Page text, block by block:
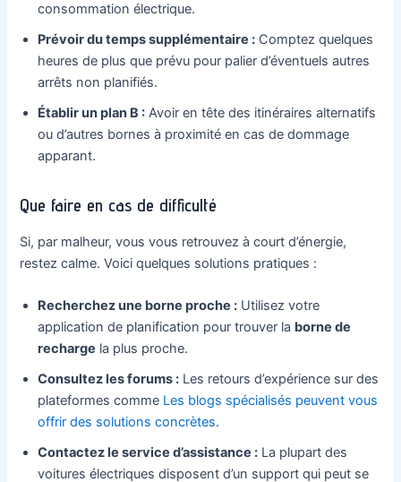
consommation électrique.
Prévoir du temps supplémentaire : Comptez quelques
heures de plus que prévu pour palier d’éventuels autres
arrêts non planifiés.
Établir un plan B : Avoir en tête des itinéraires alternatifs
ou d’autres bornes à proximité en cas de dommage
apparant.
Que faire en cas de difficulté
Si, par malheur, vous vous retrouvez à court d’énergie,
restez calme. Voici quelques solutions pratiques :
Recherchez une borne proche : Utilisez votre
application de planification pour trouver la borne de
recharge la plus proche.
Consultez les forums : Les retours d’expérience sur des
plateformes comme Les blogs spécialisés peuvent vous
offrir des solutions concrètes.
Contactez le service d’assistance : La plupart des
voitures électriques disposent d’un support qui peut se